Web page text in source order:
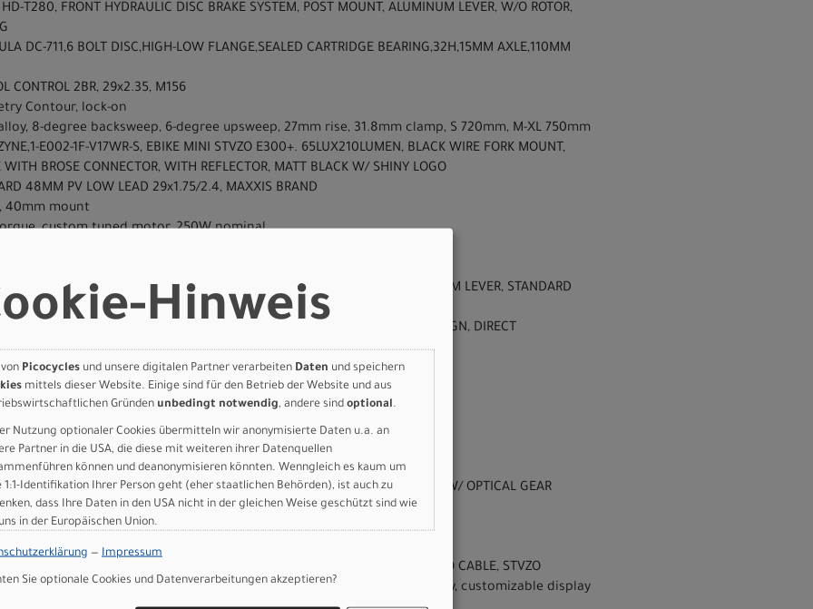
T280, FRONT HYDRAULIC DISC BRAKE SYSTEM, POST MOUNT, ALUMINUM LEVER, W/O ROTOR,
DC-711,6 BOLT DISC,HIGH-LOW FLANGE,SEALED CARTRIDGE BEARING,32H,15MM AXLE,110MM
CONTROL 2BR, 29x2.35, M156
Contour, lock-on
8-degree backsweep, 6-degree upsweep, 27mm rise, 31.8mm clamp, S 720mm, M-XL 750mm
E002-1F-V17WR-S, EBIKE MINI STVZO E300+. 65LUX210LUMEN, BLACK WIRE FORK MOUNT,
BROSE CONNECTOR, WITH REFLECTOR, MATT BLACK W/ SHINY LOGO
48MM PV LOW LEAD 29x1.75/2.4, MAXXIS BRAND
40mm mount
custom tuned motor, 250W nominal
Fitness, platform, plastic
MIK HD inteface, built-in pannier mounts, 27kg max load
T280-R, REAR HYDRAULIC DISC BRAKE SYSTEM, POST MOUNT, ALUMINUM LEVER, STANDARD
O LOCKRING, BLACK, W/O ADAPTER, W/EZ PLUG
RD-U4000, CUES, GS 9-SPEED, TOP NORMAL, SHADOW DESIGN, DIRECT
cartridge bearings, 12x148mm thru-axle, 32h
CONTROL 2BR, 29x2.35, M156
width, disc-specific
155mm
S: 100mm, M-XL: 120mm
SL-U4000-9R, CUES, RIGHT, 9-SPEED RAPIDFIRE PLUS 2400MM INNER, W/ OPTICAL GEAR
alloy, 14 deg, 31.8mm, integrated TCD mount
TAIL LED LIGHT, COMMUTER GLOW WITH BRAKE, XEr 6-48 VDC, W/O CABLE, STVZO
w/handlebar remote, built-in anti-theft feature, Bluetooth connectivity, customizable display
Hinweis
Picocycles und unsere digitalen Partner verarbeiten Daten und speichern
mittels dieser Website. Einige sind für den Betrieb der Website und aus
Gründen unbedingt notwendig, andere sind optional.
Nutzung optionaler Cookies übermitteln wir anonymisierte Daten u.a. an
Partner in die USA, die diese mit weiteren ihrer Datenquellen
können und deanonymisieren könnten. Wenngleich es kaum um
1:1-Identifikation Ihrer Person geht (eher staatlichen Behörden), ist auch zu
dass Ihre Daten in den USA nicht in der gleichen Weise geschützt sind wie
in der Europäischen Union.
— Impressum
Sie optionale Cookies und Datenverarbeitungen akzeptieren?